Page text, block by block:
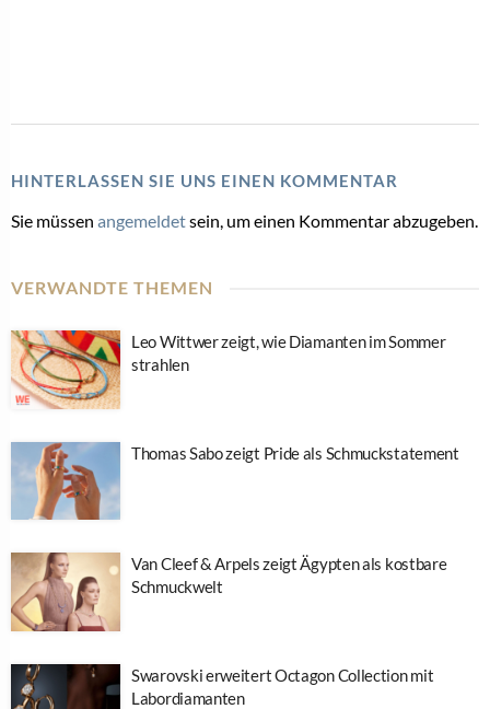
HINTERLASSEN SIE UNS EINEN KOMMENTAR
Sie müssen angemeldetsein, um einen Kommentar abzugeben.
VERWANDTE THEMEN
Leo Wittwer zeigt, wie Diamanten im Sommer
strahlen
Thomas Sabo zeigt Pride als Schmuckstatement
Van Cleef & Arpels zeigt Ägypten als kostbare
Schmuckwelt
Swarovski erweitert Octagon Collection mit
Labordiamanten